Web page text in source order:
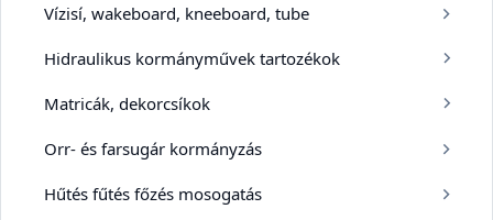
Vízisí, wakeboard, kneeboard, tube
Hidraulikus kormányművek tartozékok
Matricák, dekorcsíkok
Orr- és farsugár kormányzás
Hűtés fűtés főzés mosogatás